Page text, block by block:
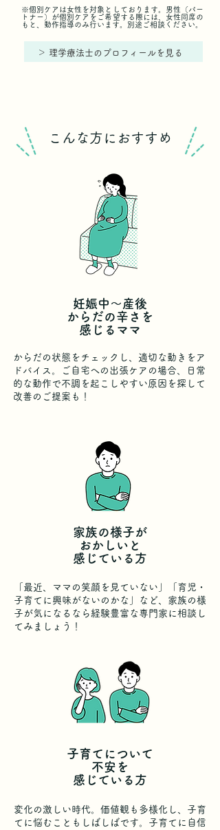
※個別ケアは女性を対象としております。男性（パー
トナー）が個別ケアをご希望する際には、女性同席の
もと、動作指導のみ行います。別途ご相談ください。
＞ ​理学療法士のプロフィールを見る​
こんな方におすすめ
妊娠中～産後
からだの辛さを
感じるママ
からだの状態をチェックし、適切な動きをア
ドバイス。ご自宅への出張ケアの場合、日常
的な動作で不調を起こしやすい原因を探して
改善のご提案も！
家族の様子が
おかしいと
感じている方
「最近、ママの笑顔を見ていない」「育児・
子育てに興味がないのかな」など、家族の様
子が気になるなら経験豊富な専門家に相談し
てみましょう！
子育てについて
不安を
感じている方
変化の激しい時代。価値観も多様化し、子育
てに悩むこともしばしばです。子育てに自信